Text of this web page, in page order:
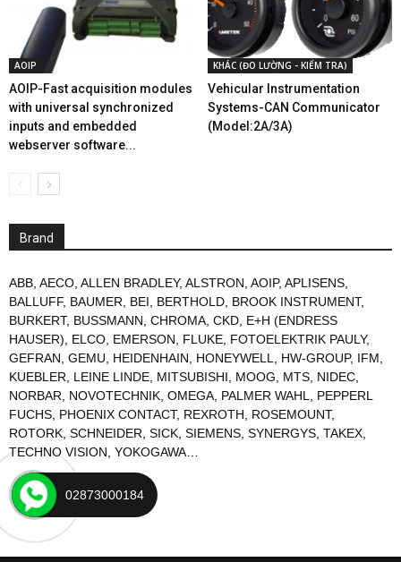
AOIP
AOIP-Fast acquisition modules
with universal synchronized
inputs and embedded
webserver software...
KHÁC (ĐO LƯỜNG - KIỂM TRA)
Vehicular Instrumentation
Systems-CAN Communicator
(Model:2A/3A)
Brand
ABB AECO ALLEN BRADLEY, ALSTRON AOIP, APLISENS
BALLUFF, BAUMER BEI BERTHOLD BROOK INSTRUMENT,
BURKERT, BUSSMANN CHROMA CKD E+H (ENDRESS
HAUSER)
ELCO EMERSON FLUKE FOTOELEKTRIK PAULY,
GEFRAN GEMU HEIDENHAIN HONEYWELL HW-GROUP, IFM
KUEBLER
LEINE LINDE MITSUBISHI MOOG MTS NIDEC
NORBAR
NOVOTECHNIK OMEGA PALMER WAHL
PEPPERL
FUCHS PHOENIX CONTACT, REXROTH ROSEMOUNT,
ROTORK SCHNEIDER SICK SIEMENS SYNERGYS TAKEX
TECHNO VISION YOKOGAWA
02873000184